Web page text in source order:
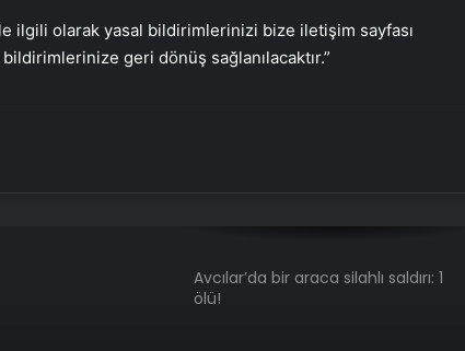
ilgili olarak yasal bildirimlerinizi bize iletişim sayfası
geri dönüş sağlanılacaktır.”
Avcılar’da bir araca silahlı saldırı: 1
ölü!